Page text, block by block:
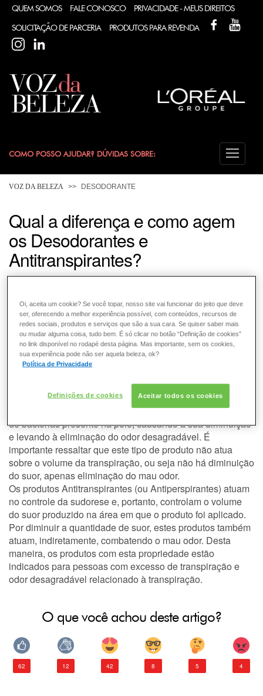
QUEM SOMOS FALE CONOSCO PRIVACIDADE - MEUS DIREITOS
SOLICITAÇÃO DE PARCERIA PRODUTOS PARA REVENDA
FACEBOOK
INSTAGRAM
COMO POSSO AJUDAR? DÚVIDAS SOBRE:
CABELO
COLORAÇÃO
DESODORANTE
ESMALTE
FRAGRÂNCIA
PELE
SOLAR
VOZ DA BELEZA DESODORANTE
Qual a diferença e como agem
os Desodorantes e
Antitranspirantes?
O suor é naturalmente inodoro, ou seja: não possui cheiro.
elementos como sais e proteínas que não possuem odor.
Na nossa pele existem bactérias que podem agir sobre
algumas substâncias presentes no suor promovendo a sua
decomposição e, consequentemente, levando ao odor
desagradável associado à transpiração.
Os produtos Desodorantes, como o nome se refere, atuam
combatendo o odor desagradável relacionado à
transpiração. Normalmente, esta classe de produtos
possui ativos com propriedades de agir sobre a população
de bactérias presente na pele, causando a sua diminuição
e levando à eliminação do odor desagradável. É
importante ressaltar que este tipo de produto não atua
sobre o volume da transpiração, ou seja não há diminuição
do suor, apenas eliminação do mau odor.
Os produtos Antitranspirantes (ou Antiperspirantes) atuam
no controle da sudorese e, portanto, controlam o volume
do suor produzido na área em que o produto foi aplicado.
Por diminuir a quantidade de suor, estes produtos também
atuam, indiretamente, combatendo o mau odor. Desta
maneira, os produtos com esta propriedade estão
indicados para pessoas com excesso de transpiração e
odor desagradável relacionado à transpiração.
O que você achou deste artigo?
62 12 42 8 5 4
Oi, aceita um cookie? Se você topar, nosso site vai funcionar do jeito que deve
ser, oferecendo a melhor experiência possível, com conteúdos, recursos de
redes sociais, produtos e serviços que são a sua cara. Se quiser saber mais
ou mudar alguma coisa, tudo bem. É só clicar no botão “Definição de cookies”
no link disponível no rodapé desta página. Mas importante, sem os cookies,
sua experiência pode não ser aquela beleza, ok?
Política de Privacidade
Definições de cookies Aceitar todos os cookies